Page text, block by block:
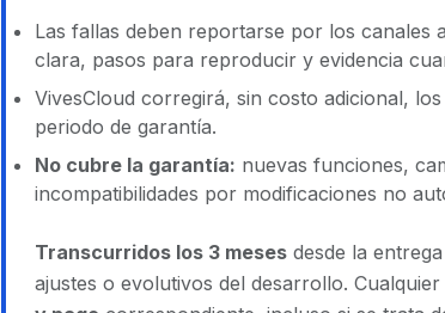
Las fallas deben reportarse por los
clara, pasos para reproducir y evidencia
VivesCloud corregirá, sin costo adicional,
periodo de garantía.
No cubre la garantía: nuevas funciones,
incompatibilidades por modificaciones no
Transcurridos los 3 meses desde la
ajustes o evolutivos del desarrollo.